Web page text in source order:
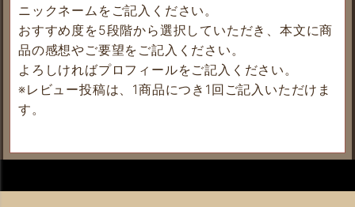
ニックネームをご記入ください。
おすすめ度を5段階から選択していただき、本文に商
品の感想やご要望をご記入ください。
よろしければプロフィールをご記入ください。
※レビュー投稿は、1商品につき1回ご記入いただけま
す。